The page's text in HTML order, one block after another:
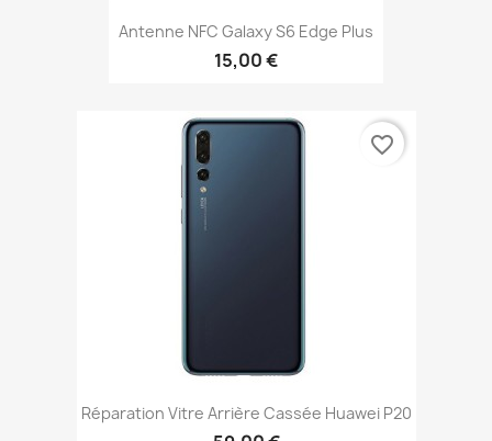
Antenne NFC Galaxy S6 Edge Plus
15,00 €
Réparation Vitre Arrière Cassée Huawei P20
favorite_border